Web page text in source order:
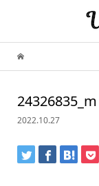
24326835_m
2022.10.27